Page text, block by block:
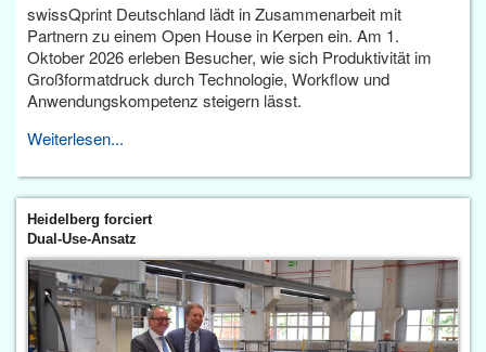
swissQprint Deutschland lädt in Zusammenarbeit mit
Partnern zu einem Open House in Kerpen ein. Am 1.
Oktober 2026 erleben Besucher, wie sich Produktivität im
Großformatdruck durch Technologie, Workflow und
Anwendungskompetenz steigern lässt.
Weiterlesen...
Heidelberg forciert
Dual-Use-Ansatz